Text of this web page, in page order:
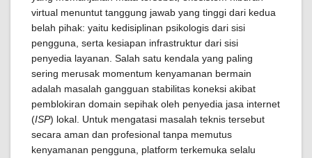
virtual menuntut tanggung jawab yang tinggi dari kedua
belah pihak: yaitu kedisiplinan psikologis dari sisi
pengguna, serta kesiapan infrastruktur dari sisi
penyedia layanan. Salah satu kendala yang paling
sering merusak momentum kenyamanan bermain
adalah masalah gangguan stabilitas koneksi akibat
pemblokiran domain sepihak oleh penyedia jasa internet
(ISP) lokal. Untuk mengatasi masalah teknis tersebut
secara aman dan profesional tanpa memutus
kenyamanan pengguna, platform terkemuka selalu